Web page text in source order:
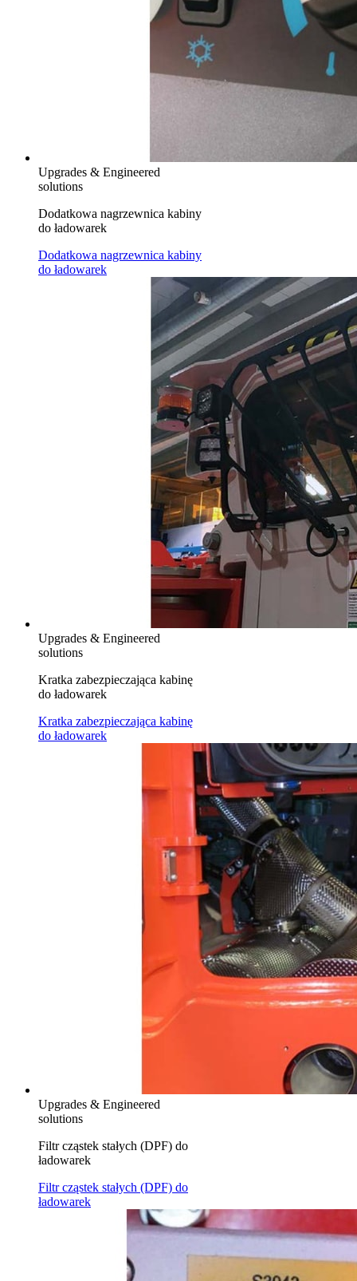
Upgrades & Engineered
solutions
Dodatkowa nagrzewnica kabiny
do ładowarek
Dodatkowa nagrzewnica kabiny
do ładowarek
Upgrades & Engineered
solutions
Kratka zabezpieczająca kabinę
do ładowarek
Kratka zabezpieczająca kabinę
do ładowarek
Upgrades & Engineered
solutions
Filtr cząstek stałych (DPF) do
ładowarek
Filtr cząstek stałych (DPF) do
ładowarek